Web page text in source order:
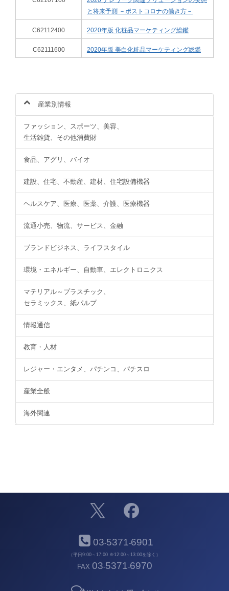
と将来予測 －ポストコロナの働き方－
C62112400 2020年版 化粧品マーケティング総鑑
C62111600 2020年版 美白化粧品マーケティング総鑑
産業別情報
ファッション、スポーツ、美容、
生活雑貨、その他消費財
食品、アグリ、バイオ
建設、住宅、不動産、建材、住宅設備機器
ヘルスケア、医療、医薬、介護、医療機器
流通小売、物流、サービス、金融
ブランドビジネス、ライフスタイル
環境・エネルギー、自動車、エレクトロニクス
マテリアル～プラスチック、
セラミックス、紙パルプ
情報通信
教育・人材
レジャー・エンタメ、パチンコ、パチスロ
産業全般
海外関連
03-5371-6901
（平日9:00～17:00 ※12:00～13:00を除く）
FAX 03-5371-6970